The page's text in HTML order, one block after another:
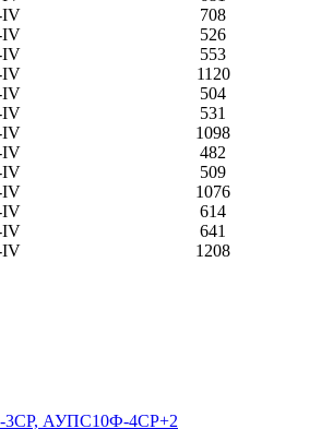
708
526
553
1120
504
531
1098
482
509
1076
614
641
1208